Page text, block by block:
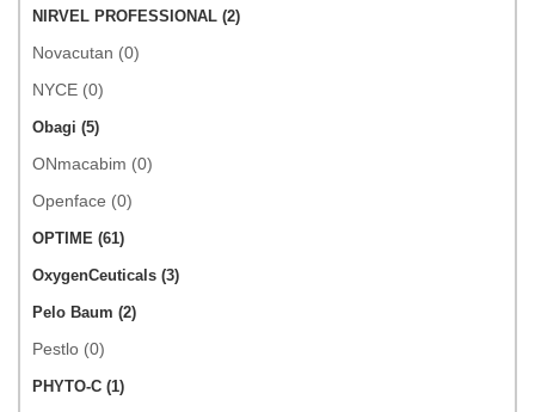
NIRVEL PROFESSIONAL (2)
Novacutan (0)
NYCE (0)
Obagi (5)
ONmacabim (0)
Openface (0)
OPTIME (61)
OxygenCeuticals (3)
Pelo Baum (2)
Pestlo (0)
PHYTO-C (1)